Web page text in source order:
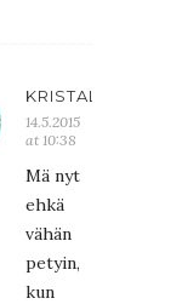
KRISTALIINA
14.5.2015
at 10:38
Mä nyt
ehkä
vähän
petyin,
kun